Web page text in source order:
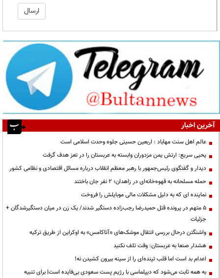
آخرین اخبار
عالم اهل سنت مهاباد : اربعین حسینی جلوه وحدت اسلامی است
یحیی سریع: ارتش یمن مزدوران وابسته به عربستان را در تعز هدف گرفت
دیدار و گفتگوی رئیس‌جمهور با رهبر معظم انقلاب درباره مسائل اقتصادی و نظامی کشور
حمله مسلحانه به قهوه‌خانه‌ای در زاهدان؛ ۲ نفر جان باختند
نماینده ای که به دلیل مشکلات مالی موبایلش را فروخت
۵ متهم در پرونده قتل حمیدرضا رجب‌زاده دستگیر شدند/ یک زن در میان دستگیرشدگان +
جزئیات
واشنگتن درحال بررسی انتقال موشک‌های «آتاکامس» به اوکراین از طریق ترکیه
هشدار صنعا به عربستان: وقت تلف نکنید
اعدام بد است اما قلب تپنده‌ای را از سینه بیرون کشیدن نه!
به همه ثابت می‌شود که دیپلماسی با رژیم پست سعودی بی‌فایده است| برای تنبیه